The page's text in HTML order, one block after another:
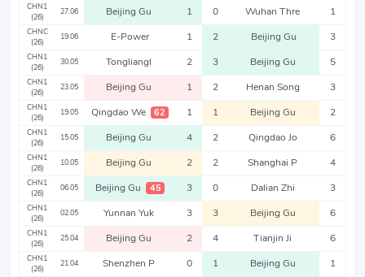
CHN1
(26)
27.06 Beijing Gu 1 0 Wuhan Thre 1
CHNC
(26)
19.06 E-Power 1 2 Beijing Gu 3
CHN1
(26)
30.05 Tongliangl 2 3 Beijing Gu 5
CHN1
(26)
23.05 Beijing Gu 1 2 Henan Song 3
CHN1
(26)
19.05 Qingdao We 62 1 1 Beijing Gu 2
CHN1
(26)
15.05 Beijing Gu 4 2 Qingdao Jo 6
CHN1
(26)
10.05 Beijing Gu 2 2 Shanghai P 4
CHN1
(26)
06.05 Beijing Gu 45 3 0 Dalian Zhi 3
CHN1
(26)
02.05 Yunnan Yuk 3 3 Beijing Gu 6
CHN1
(26)
25.04 Beijing Gu 2 4 Tianjin Ji 6
CHN1
(26)
21.04 Shenzhen P 0 1 Beijing Gu 1